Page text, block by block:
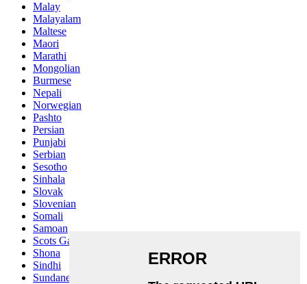
Malay
Malayalam
Maltese
Maori
Marathi
Mongolian
Burmese
Nepali
Norwegian
Pashto
Persian
Punjabi
Serbian
Sesotho
Sinhala
Slovak
Slovenian
Somali
Samoan
Scots Gaelic
Shona
Sindhi
Sundanese